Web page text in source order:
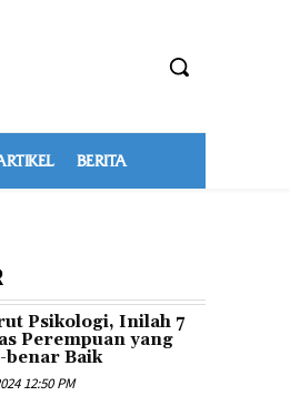
BERITA
Psikologi, Inilah 7
Perempuan yang
benar Baik
12:50 PM